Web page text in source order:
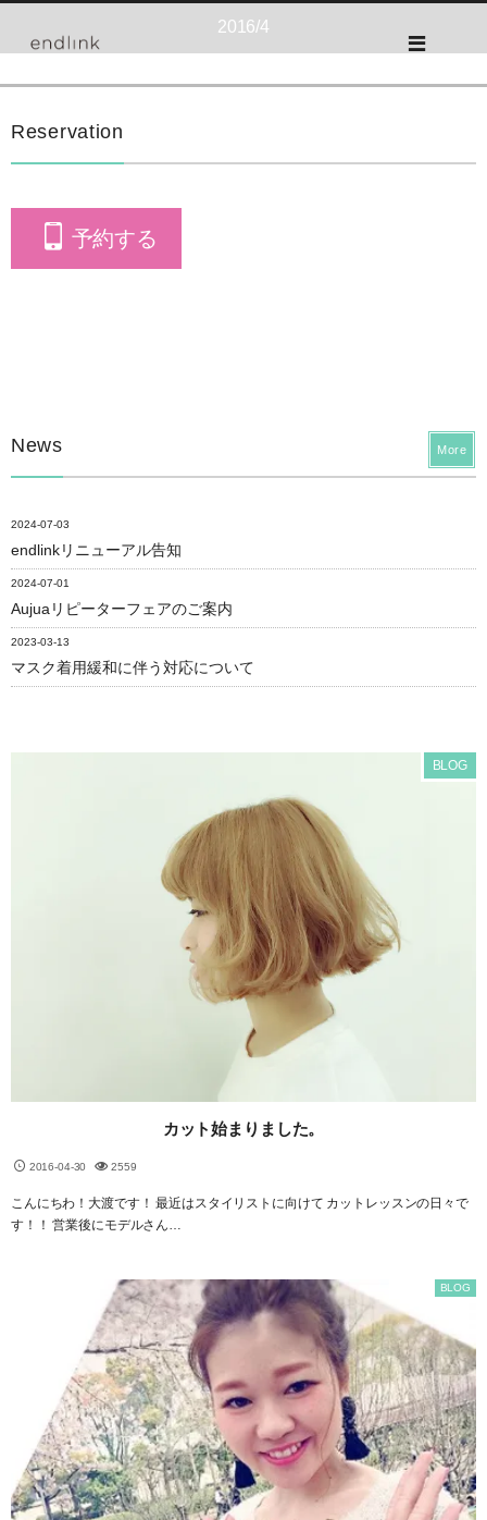
2016/4
Reservation
予約する
News
2024-07-03
endlinkリニューアル告知
2024-07-01
Aujuaリピーターフェアのご案内
2023-03-13
マスク着用緩和に伴う対応について
More
カット始まりました。
2016-04-30
BLOG
2559
こんにちわ！大渡です！ 最近はスタイリストに向けて カットレッスンの日々で
す！！ 営業後にモデルさん…
BLOG